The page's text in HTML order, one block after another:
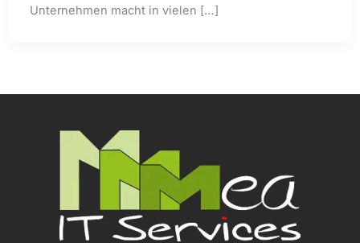
Unternehmen macht in vielen […]